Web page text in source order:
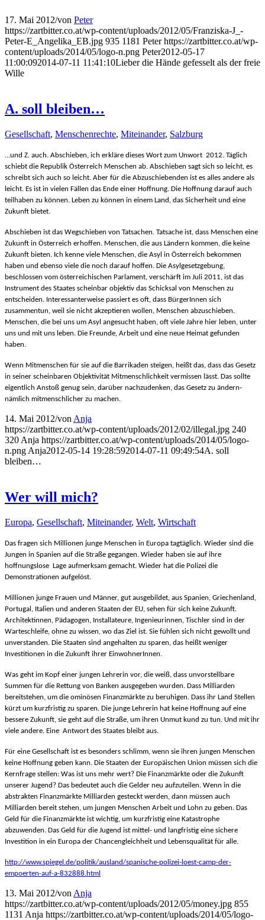
17. Mai 2012/von Peter
https://zartbitter.co.at/wp-content/uploads/2012/05/Franziska-J_-
Peter-E_Angelika_EB.jpg 935 1181 Peter https://zartbitter.co.at/wp-
content/uploads/2014/05/logo-n.png Peter2012-05-17
11:00:092014-07-11 11:41:10Lieber die Hände gefesselt als der freie
Wille
A. soll bleiben…
Gesellschaft, Menschenrechte, Miteinander, Salzburg
…und Z. auch. Abschieben, ich erkläre dieses Wort zum Unwort 2012. Täglich
schiebt die Republik Österreich Menschen ab. Abschieben sagt sich so leicht, es
schreibt sich auch so leicht. Aber für die Abzuschiebenden ist es alles andere als
leicht. Es ist in vielen Fällen das Ende einer Hoffnung. Die Hoffnung darauf auch
teilhaben zu können. Leben zu können in einem Land, das Sicherheit und eine
Zukunft bietet.
Abschieben ist das Wegschieben von Tatsachen. Tatsache ist, dass Menschen eine
Zukunft in Österreich erhoffen. Menschen, die aus Ländern kommen, die keine
Zukunft bieten. Ich kenne viele Menschen, die Asyl in Österreich bekommen
haben und ebenso viele die noch darauf hoffen. Die Asylgesetzgebung,
beschlossen vom österreichischen Parlament, verschärft im Juli 2011, ist das
Instrument des Staates scheinbar objektiv das Schicksal von Menschen zu
entscheiden. Interessanterweise passiert es oft, dass BürgerInnen sich
zusammentun, weil sie nicht akzeptieren wollen, Menschen abzuschieben.
Menschen, die bei uns um Asyl angesucht haben, oft viele Jahre hier leben, unter
uns und mit uns leben. Die Freunde, Arbeit und eine neue Heimat gefunden
haben.
Wenn Mitmenschen für sie auf die Barrikaden steigen, heißt das, dass das Gesetz
in seiner scheinbaren Objektivität Mitmenschlichkeit vermissen lässt. Das sollte
eigentlich Anstoß genug sein, darüber nachzudenken, das Gesetz zu ändern-
nämlich mitmenschlicher zu machen.
14. Mai 2012/von Anja
https://zartbitter.co.at/wp-content/uploads/2012/02/illegal.jpg 240
320 Anja https://zartbitter.co.at/wp-content/uploads/2014/05/logo-
n.png Anja2012-05-14 19:28:592014-07-11 09:49:54A. soll
bleiben…
Wer will mich?
Europa, Gesellschaft, Miteinander, Welt, Wirtschaft
Das fragen sich Millionen junge Menschen in Europa tagtäglich. Wieder sind die
Jungen in Spanien auf die Straße gegangen. Wieder haben sie auf ihre
hoffnungslose Lage aufmerksam gemacht. Wieder hat die Polizei die
Demonstrationen aufgelöst.
Millionen junge Frauen und Männer, gut ausgebildet, aus Spanien, Griechenland,
Portugal, Italien und anderen Staaten der EU, sehen für sich keine Zukunft.
Architektinnen, Pädagogen, Installateure, Ingenieurinnen, Tischler sind in der
Warteschleife, ohne zu wissen, wo das Ziel ist. Sie fühlen sich nicht gewollt und
unverstanden. Die Staaten sind angehalten zu sparen, das heißt weniger
Investitionen in die Zukunft ihrer EinwohnerInnen.
Was geht im Kopf einer jungen Lehrerin vor, die weiß, dass unvorstellbare
Summen für die Rettung von Banken ausgegeben wurden. Dass Milliarden
bereitstehen, um die ominösen Finanzmärkte zu beruhigen. Dass ihr Land Stellen
kürzt um kurzfristig zu sparen. Die junge Lehrerin hat keine Hoffnung auf eine
bessere Zukunft, sie geht auf die Straße, um ihren Unmut kund zu tun. Und mit ihr
viele andere. Eine Antwort des Staates bleibt aus.
Für eine Gesellschaft ist es besonders schlimm, wenn sie ihren jungen Menschen
keine Hoffnung geben kann. Die Staaten der Europäischen Union müssen sich die
Kernfrage stellen: Was ist uns mehr wert? Die Finanzmärkte oder die Zukunft
unserer Jugend? Das bedeutet auch die Gelder neu aufzuteilen. Wenn in die
abstrakten Finanzmärkte Milliarden gesteckt werden, dann müssen auch
Milliarden bereit stehen, um jungen Menschen Arbeit und Lohn zu geben. Das
Geld für die Finanzmärkte ist wichtig, um kurzfristig eine Katastrophe
abzuwenden. Das Geld für die Jugend ist mittel- und langfristig eine sichere
Investition in ein Europa der Chancengleichheit und Lebensqualität für alle.
http://www.spiegel.de/politik/ausland/spanische-polizei-loest-camp-der-
empoerten-auf-a-832888.html
13. Mai 2012/von Anja
https://zartbitter.co.at/wp-content/uploads/2012/05/money.jpg 855
1131 Anja https://zartbitter.co.at/wp-content/uploads/2014/05/logo-